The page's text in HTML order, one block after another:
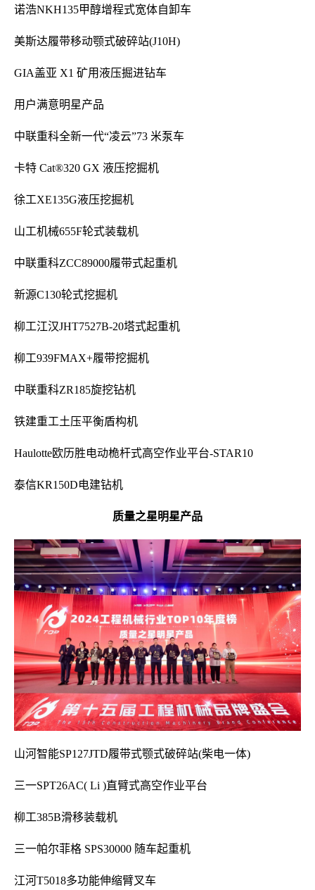
诺浩NKH135甲醇增程式宽体自卸车
美斯达履带移动颚式破碎站(J10H)
GIA盖亚 X1 矿用液压掘进钻车
用户满意明星产品
中联重科全新一代“凌云”73 米泵车
卡特 Cat®320 GX 液压挖掘机
徐工XE135G液压挖掘机
山工机械655F轮式装载机
中联重科ZCC89000履带式起重机
新源C130轮式挖掘机
柳工江汉JHT7527B-20塔式起重机
柳工939FMAX+履带挖掘机
中联重科ZR185旋挖钻机
铁建重工土压平衡盾构机
Haulotte欧历胜电动桅杆式高空作业平台-STAR10
泰信KR150D电建钻机
质量之星明星产品
山河智能SP127JTD履带式颚式破碎站(柴电一体)
三一SPT26AC( Li )直臂式高空作业平台
柳工385B滑移装载机
三一帕尔菲格 SPS30000 随车起重机
江河T5018多功能伸缩臂叉车